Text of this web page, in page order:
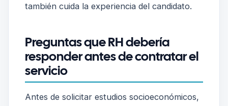
también cuida la experiencia del candidato.
Preguntas que RH debería
responder antes de contratar el
servicio
Antes de solicitar estudios socioeconómicos,